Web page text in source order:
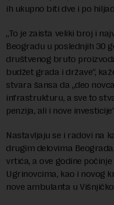
ih ukupno biti dve i po
„To je zaista veliki broj i
Beogradu u poslednjih 30
društvenog bruto
budžet grada i države“,
stvara šansa da „deo
infrastrukturu, a sve to
penzija, ali i nove
Nastavljaju se i radovi na
drugim delovima
vrtića, a ove godine
Ugrinovcima, kao i novog
nove ambulanta u